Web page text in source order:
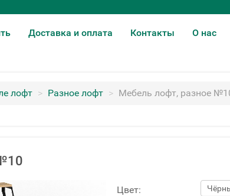
Доставка и оплата Контакты О нас
лофт > Разное лофт > Мебель лофт, разное
Цвет: